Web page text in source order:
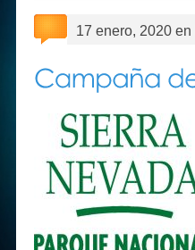
17 enero, 2020 en